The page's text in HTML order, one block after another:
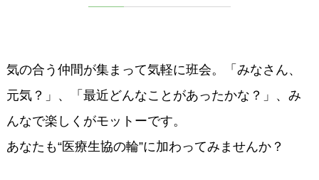
気の合う仲間が集まって気軽に班会。「みなさん、
元気？」、「最近どんなことがあったかな？」、み
んなで楽しくがモットーです。
あなたも“医療生協の輪”に加わってみませんか？